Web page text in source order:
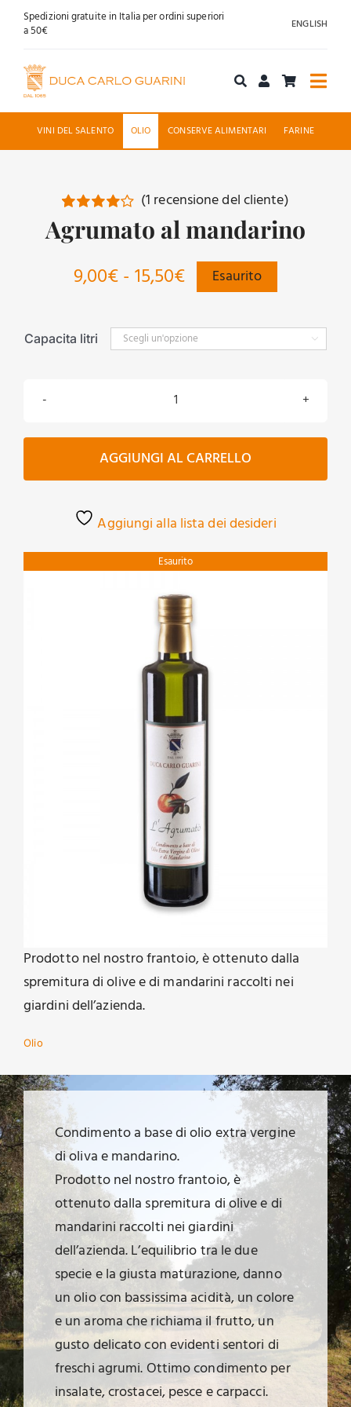
SaltaSpedizioni gratuite in Italia per ordini superiori
a 50€
ENGLISH
Acquista online
VINI DEL SALENTO OLIO CONSERVE ALIMENTARI FARINE
Valutato
4.00su 5
(1 recensione del cliente)
Agrumato al mandarino
9,00€- 15,50€Fascia
prezzo:
15,50€
Esaurito
Capacita litri 
Agrumato
mandarino
AGGIUNGI AL CARRELLO
Aggiungi alla lista dei desideri
Esaurito
Prodotto nel nostro frantoio, è ottenuto dalla
spremitura di olive e di mandarini raccolti nei
giardini dell’azienda.
Olio
Condimento a base di olio extra vergine
di oliva e mandarino.
Prodotto nel nostro frantoio, è
ottenuto dalla spremitura di olive e di
mandarini raccolti nei giardini
dell’azienda. L’equilibrio tra le due
specie e la giusta maturazione, danno
un olio con bassissima acidità, un colore
e un aroma che richiama il frutto, un
gusto delicato con evidenti sentori di
freschi agrumi. Ottimo condimento per
insalate, crostacei, pesce e carpacci.